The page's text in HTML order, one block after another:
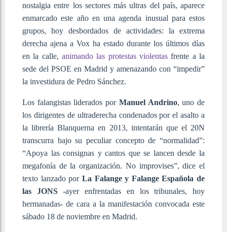
nostalgia entre los sectores más ultras del país, aparece
enmarcado este año en una agenda inusual para estos
grupos, hoy desbordados de actividades: la extrema
derecha ajena a Vox ha estado durante los últimos días
en la calle, animando las protestas violentas frente a la
sede del PSOE en Madrid y amenazando con “impedir”
la investidura de Pedro Sánchez.
Los falangistas liderados por Manuel Andrino, uno de
los dirigentes de ultraderecha condenados por el asalto a
la librería Blanquerna en 2013, intentarán que el 20N
transcurra bajo su peculiar concepto de “normalidad”:
“Apoya las consignas y cantos que se lancen desde la
megafonía de la organización. No improvises”, dice el
texto lanzado por La Falange y Falange Española de
las JONS-ayer enfrentadas en los tribunales, hoy
hermanadas- de cara a la manifestación convocada este
sábado 18 de noviembre en Madrid.